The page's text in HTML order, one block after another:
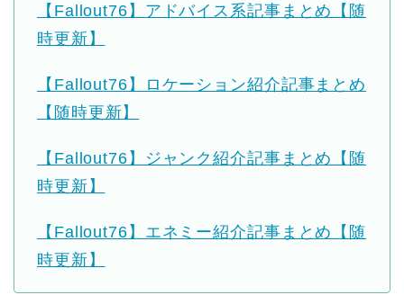
【Fallout76】アドバイス系記事まとめ【随
時更新】
【Fallout76】ロケーション紹介記事まとめ
【随時更新】
【Fallout76】ジャンク紹介記事まとめ【随
時更新】
【Fallout76】エネミー紹介記事まとめ【随
時更新】